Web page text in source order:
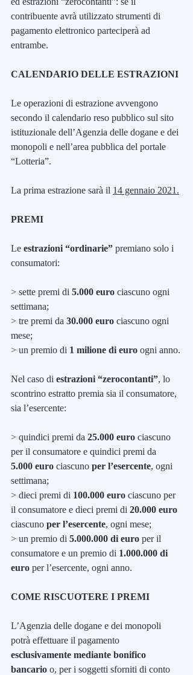
contribuente avrà utilizzato strumenti di
pagamento elettronico parteciperà ad
entrambe.
CALENDARIO DELLE ESTRAZIONI
Le operazioni di estrazione avvengono
secondo il calendario reso pubblico sul sito
istituzionale dell’Agenzia delle dogane e dei
monopoli e nell’area pubblica del portale
“Lotteria”.
La prima estrazione sarà il 14 gennaio 2021.
PREMI
Le estrazioni “ordinarie” premiano solo i
consumatori:
> sette premi di 5.000 euro ciascuno ogni
settimana;
> tre premi da 30.000 euro ciascuno ogni
mese;
> un premio di 1 milione di euro ogni anno.
Nel caso di estrazioni “zerocontanti”, lo
scontrino estratto premia sia il consumatore,
sia l’esercente:
> quindici premi da 25.000 euro ciascuno
per il consumatore e quindici premi da
5.000 euro ciascuno per l’esercente, ogni
settimana;
> dieci premi di 100.000 euro ciascuno per
il consumatore e dieci premi di 20.000 euro
ciascuno per l’esercente, ogni mese;
> un premio di 5.000.000 di euro per il
consumatore e un premio di 1.000.000 di
euro per l’esercente, ogni anno.
COME RISCUOTERE I PREMI
L’Agenzia delle dogane e dei monopoli
potrà effettuare il pagamento
esclusivamente mediante bonifico
bancario o, per i soggetti sforniti di conto